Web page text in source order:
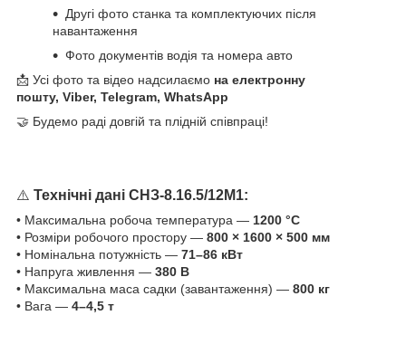
Другі фото станка та комплектуючих після
навантаження
Фото документів водія та номера авто
📩 Усі фото та відео надсилаємо на електронну
пошту, Viber, Telegram, WhatsApp
🤝 Будемо раді довгій та плідній співпраці!
⚠️ Технічні дані СНЗ-8.16.5/12М1:
• Максимальна робоча температура — 1200 °C
• Розміри робочого простору — 800 × 1600 × 500 мм
• Номінальна потужність — 71–86 кВт
• Напруга живлення — 380 В
• Максимальна маса садки (завантаження) — 800 кг
• Вага — 4–4,5 т